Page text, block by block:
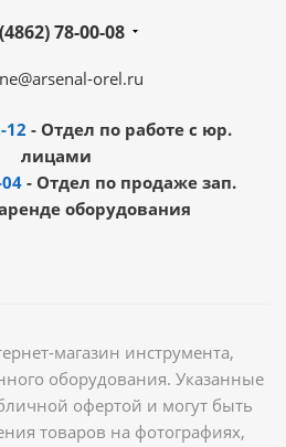
78-00-08
orel.ru
12 - Отдел по работе с юр.
лицами
- Отдел по продаже зап.
оборудования
магазин инструмента,
оборудования. Указанные
офертой и могут быть
товаров на фотографиях,